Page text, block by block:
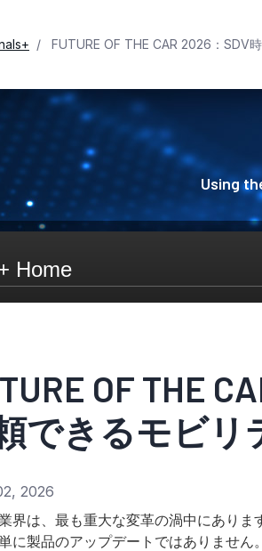
FUTURE OF THE CAR 2026：SDV
Using
Home
ィ、デジタルヘルス、モビリティ、ス
OF THE
できるモビリ
2026
界は、最も重大な変革の渦中にあり
に製品のアップデートではありませ